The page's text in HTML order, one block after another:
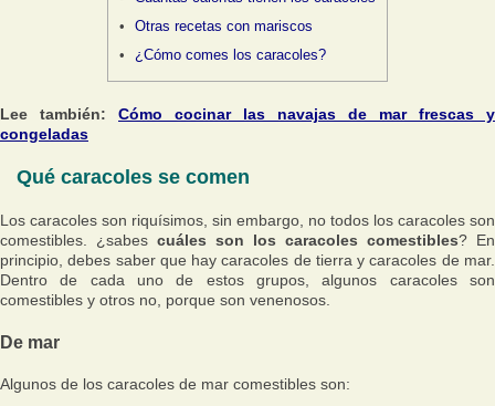
Otras recetas con mariscos
¿Cómo comes los caracoles?
Lee también: Cómo cocinar las navajas de mar frescas y
congeladas
Qué caracoles se comen
Los caracoles son riquísimos, sin embargo, no todos los caracoles son
comestibles. ¿sabes cuáles son los caracoles comestibles? En
principio, debes saber que hay caracoles de tierra y caracoles de mar.
Dentro de cada uno de estos grupos, algunos caracoles son
comestibles y otros no, porque son venenosos.
De mar
Algunos de los caracoles de mar comestibles son: